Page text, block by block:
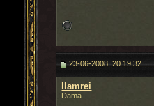
23-06-2008, 20.19.32
llamrei
Dama